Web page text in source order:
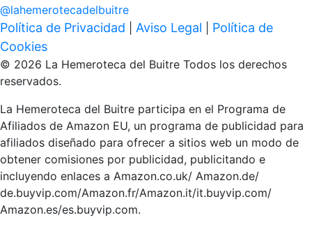
@lahemerotecadelbuitre
Política de Privacidad Aviso Legal
Política de
Cookies
© 2026 La Hemeroteca del Buitre Todos los derechos
reservados.
La Hemeroteca del Buitre participa en el Programa de
Afiliados de Amazon EU, un programa de publicidad para
afiliados diseñado para ofrecer a sitios web un modo de
obtener comisiones por publicidad, publicitando e
incluyendo enlaces a Amazon.co.uk/ Amazon.de/
de.buyvip.com/Amazon.fr/Amazon.it/it.buyvip.com/
Amazon.es/es.buyvip.com.